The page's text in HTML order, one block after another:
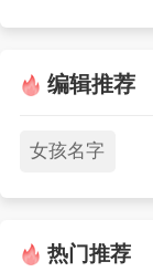
编辑推荐
女孩名字
热门推荐